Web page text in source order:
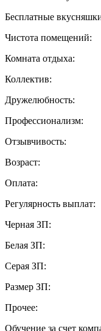
Бесплатные
Чистота помещений:
Комната отдыха:
Коллектив:
Дружелюбность:
Профессионализм:
Отзывчивость:
Возраст:
Оплата:
Регулярность выплат:
Черная ЗП:
Белая ЗП:
Серая ЗП:
Размер ЗП:
Прочее:
Обучение за счет